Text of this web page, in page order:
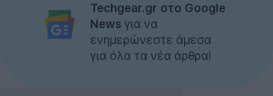
Techgear.gr στο Google
News για να
ενημερώνεστε άμεσα
για όλα τα νέα άρθρα!